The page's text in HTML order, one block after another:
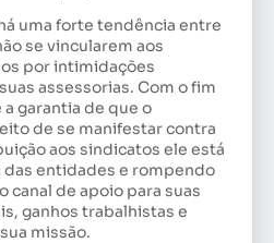
uma forte tendência entre
se vincularem aos
por intimidações
assessorias. Com o fim
garantia de que o
de se manifestar contra
aos sindicatos ele está
entidades e rompendo
de apoio para suas
ganhos trabalhistas e
missão.